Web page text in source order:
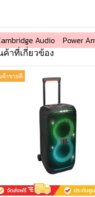
Audio Power
ค้าที่เกี่ยวข้อง
ค้าขายดี